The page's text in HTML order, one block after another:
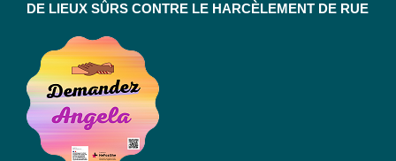
DE LIEUX SÛRS CONTRE LE HARCÈLEMENT DE RUE